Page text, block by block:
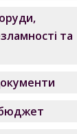
та